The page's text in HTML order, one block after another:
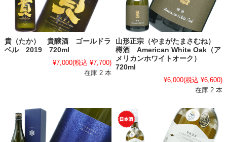
貴（たか） 貴醸酒 ゴールドラ
ベル 2019 720ml
¥7,000(税込 ¥7,700)
在庫 2 本
山形正宗（やまがたまさむね）
樽酒 American White Oak（ア
メリカンホワイトオーク）
720ml
¥6,000(税込 ¥6,600)
在庫 2 本